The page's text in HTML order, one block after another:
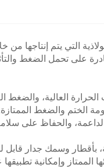
التي يتم
العالية، والضغط
الختم والضغط
والحفاظ على
بأقطار وسمك جدار
الممتاز وإمكانية